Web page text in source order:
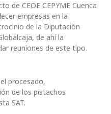
de CEOE CEPYME Cuenca
empresas en la
de la Diputación
de ahí la
reuniones de este tipo.
procesado,
de los pistachos
SAT.